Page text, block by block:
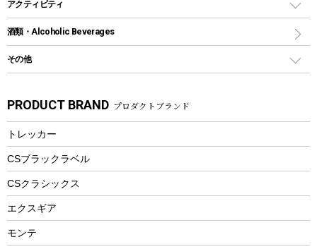
ガイドロープ
ツール
バーベキューツール
ナイフ
カトラリー
マグカップ、カップ
ステンレスボトル
フードボトル
トレー
ランチョンマット
ランチボックス
トートバッグ、サコッシュ
ショッピングキャリー
その他アウトドア雑貨
スプレー関係
ツール、他
カヤック
パドル
ヘルメット
エアーポンプ
アクセサリー
折りたたみ自転車
スポーツサイクル
シティサイクル
自転車ウェア
アクティビティ
マリン
ラッシュガード
パラソル
フローティングベスト
ヘルメット
エアーポンプ
ビーチテント
ウィンター
酒類・Alcoholic Beverages
その他
湯たんぽ
防災用品
PRODUCT BRAND プロダクトブランド
トレッカー
CSブラックラベル
CSクラシックス
エクスギア
モンテ